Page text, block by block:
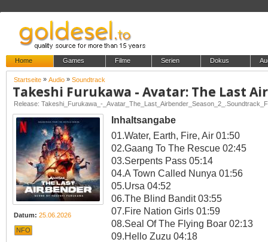
Home Games Filme Serien Dokus
Startseite » Audio » Soundtrack
Datum: 25.06.2026
NFO
Inhaltsangabe
01.Water, Earth, Fire, Air 01:50
02.Gaang To The Rescue 02:45
03.Serpents Pass 05:14
04.A Town Called Nunya 01:56
05.Ursa 04:52
06.The Blind Bandit 03:55
07.Fire Nation Girls 01:59
08.Seal Of The Flying Boar 02:13
09.Hello Zuzu 04:18